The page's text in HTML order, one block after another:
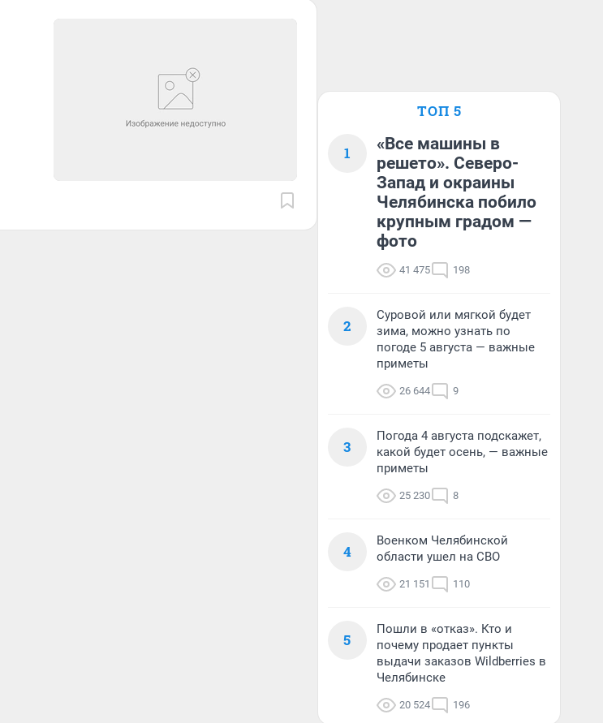
ТОП 5
1
«Все машины в
решето». Северо-
Запад и окраины
Челябинска побило
крупным градом —
фото
41 475 198
2
Суровой или мягкой будет
зима, можно узнать по
погоде 5 августа — важные
приметы
26 644 9
3
Погода 4 августа подскажет,
какой будет осень, — важные
приметы
25 230 8
4
Военком Челябинской
области ушел на СВО
21 151 110
5
Пошли в «отказ». Кто и
почему продает пункты
выдачи заказов Wildberries в
Челябинске
20 524 196